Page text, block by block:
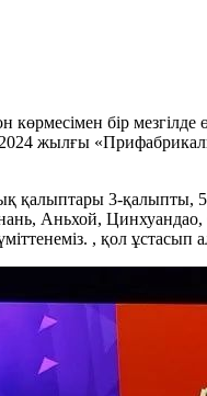
бір мезгілде
2024 жылғы
қалыптары 3-
Аньхой,
, қол